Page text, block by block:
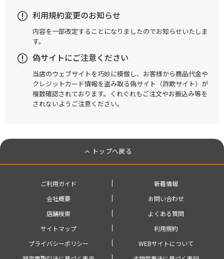
利用規約変更のお知らせ
内容を一部改定することになりましたのでお知らせいたしま
す。
偽サイトにご注意ください
当店のウェブサイトを巧妙に模倣し、お客様から商品代金や
クレジットカード情報を盗み取る偽サイト（詐欺サイト）が
複数確認されております。くれぐれもご注文やお振込み等を
されないようご注意ください。
トップへ戻る
ご利用ガイド
新着情報
会社概要
お問い合わせ
店舗検索
よくある質問
サイトマップ
利用規約
プライバシーポリシー
WEBサイトについて